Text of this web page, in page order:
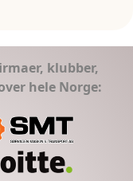
klubber,
hele Norge: